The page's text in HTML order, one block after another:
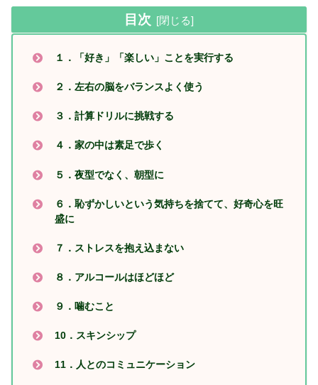
目次
１．「好き」「楽しい」ことを実行する
２．左右の脳をバランスよく使う
３．計算ドリルに挑戦する
４．家の中は素足で歩く
５．夜型でなく、朝型に
６．恥ずかしいという気持ちを捨てて、好奇心を旺
盛に
７．ストレスを抱え込まない
８．アルコールはほどほど
９．噛むこと
10．スキンシップ
11．人とのコミュニケーション